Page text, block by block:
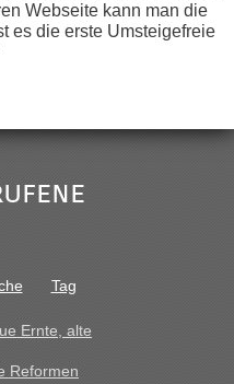
Webseite kann man die
es die erste Umsteigefreie
• Re: Seit
Zollbeamten
11 Milliarden
die Frau mit dabei ist.
immer unter
Tag
Ernte, alte
Reformen